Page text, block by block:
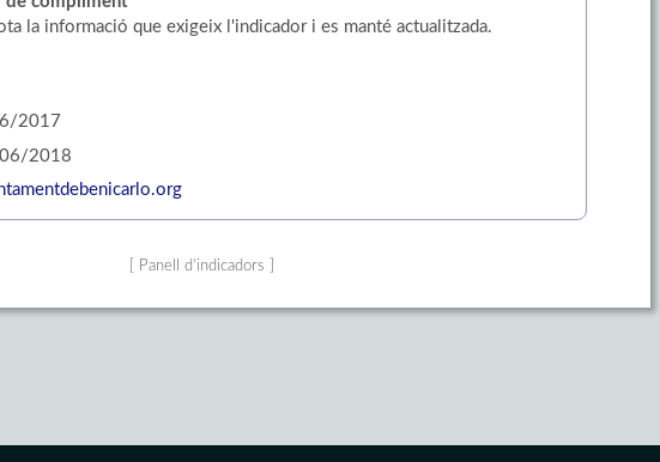
la informació que exigeix l'indicador i es manté actualitzada.
2017
2018
[ Panell d'indicadors ]